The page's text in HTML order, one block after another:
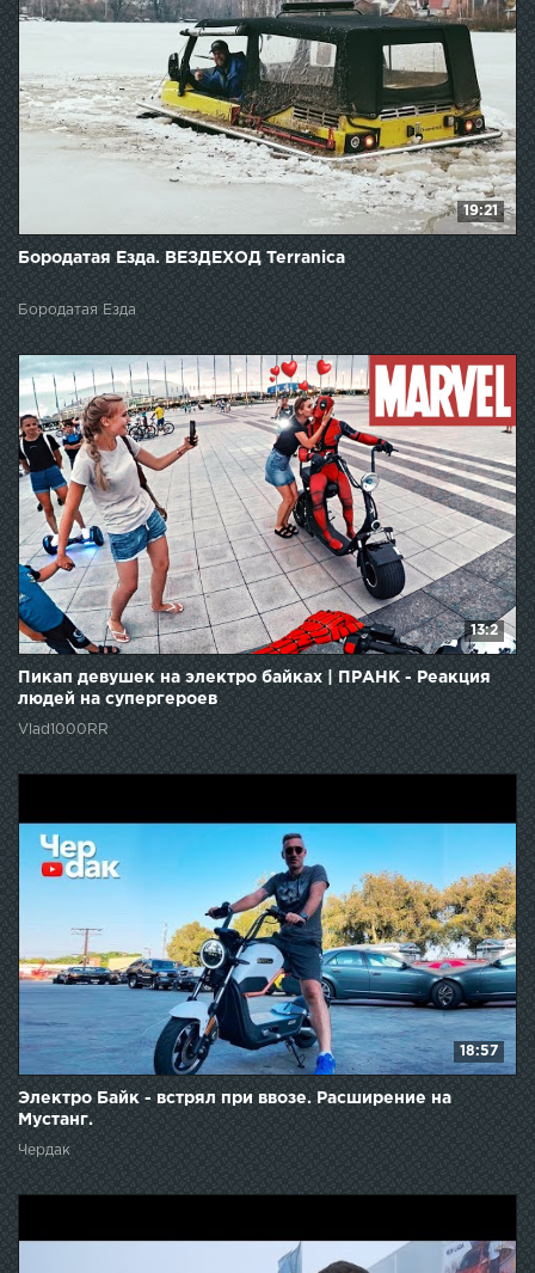
19:21
Бородатая Езда. ВЕЗДЕХОД Terranica
Бородатая Езда
13:2
Пикап девушек на электро байках | ПРАНК - Реакция
людей на супергероев
Vlad1000RR
18:57
Электро Байк - встрял при ввозе. Расширение на
Мустанг.
Чердак